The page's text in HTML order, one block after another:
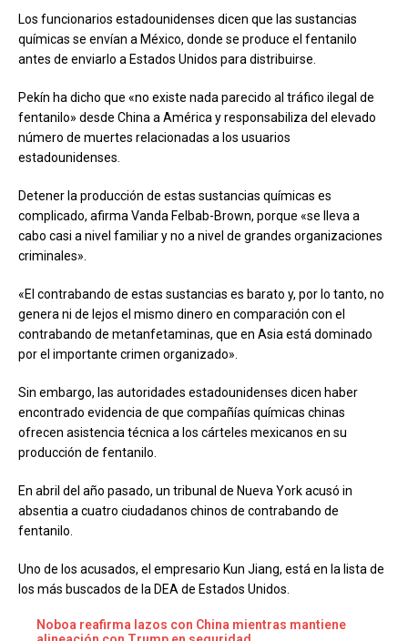
Los funcionarios estadounidenses dicen que las sustancias
químicas se envían a México, donde se produce el fentanilo
antes de enviarlo a Estados Unidos para distribuirse.
Pekín ha dicho que «no existe nada parecido al tráfico ilegal de
fentanilo» desde China a América y responsabiliza del elevado
número de muertes relacionadas a los usuarios
estadounidenses.
Detener la producción de estas sustancias químicas es
complicado, afirma Vanda Felbab-Brown, porque «se lleva a
cabo casi a nivel familiar y no a nivel de grandes organizaciones
criminales».
«El contrabando de estas sustancias es barato y, por lo tanto, no
genera ni de lejos el mismo dinero en comparación con el
contrabando de metanfetaminas, que en Asia está dominado
por el importante crimen organizado».
Sin embargo, las autoridades estadounidenses dicen haber
encontrado evidencia de que compañías químicas chinas
ofrecen asistencia técnica a los cárteles mexicanos en su
producción de fentanilo.
En abril del año pasado, un tribunal de Nueva York acusó in
absentia a cuatro ciudadanos chinos de contrabando de
fentanilo.
Uno de los acusados, el empresario Kun Jiang, está en la lista de
los más buscados de la DEA de Estados Unidos.
Noboa reafirma lazos con China mientras mantiene